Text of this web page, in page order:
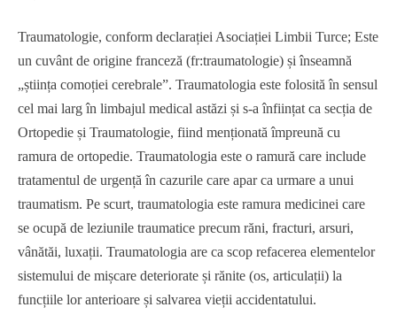
Traumatologie, conform declarației Asociației Limbii Turce; Este
un cuvânt de origine franceză (fr:traumatologie) și înseamnă
„știința comoției cerebrale”. Traumatologia este folosită în sensul
cel mai larg în limbajul medical astăzi și s-a înființat ca secția de
Ortopedie și Traumatologie, fiind menționată împreună cu
ramura de ortopedie. Traumatologia este o ramură care include
tratamentul de urgență în cazurile care apar ca urmare a unui
traumatism. Pe scurt, traumatologia este ramura medicinei care
se ocupă de leziunile traumatice precum răni, fracturi, arsuri,
vânătăi, luxații. Traumatologia are ca scop refacerea elementelor
sistemului de mișcare deteriorate și rănite (os, articulații) la
funcțiile lor anterioare și salvarea vieții accidentatului.